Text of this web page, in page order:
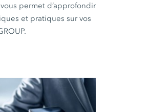
vous permet d’approfondir
et pratiques sur vos